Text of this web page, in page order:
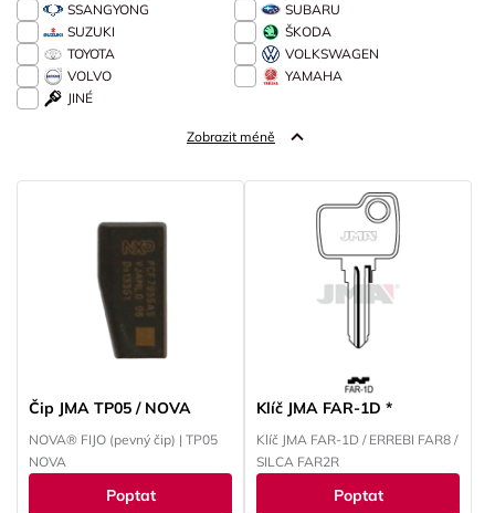
SSANGYONG
SUBARU
SUZUKI
ŠKODA
TOYOTA
VOLKSWAGEN
VOLVO
YAMAHA
JINÉ
Zobrazit méně
Čip JMA TP05 / NOVA
NOVA® FIJO (pevný čip) | TP05
NOVA
Poptat
Klíč JMA FAR-1D *
Klíč JMA FAR-1D / ERREBI FAR8 /
SILCA FAR2R
Poptat